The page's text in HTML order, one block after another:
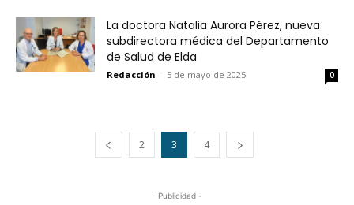
La doctora Natalia Aurora Pérez, nueva
subdirectora médica del Departamento
de Salud de Elda
Redacción - 5 de mayo de 2025 0
2 3 4
- Publicidad -